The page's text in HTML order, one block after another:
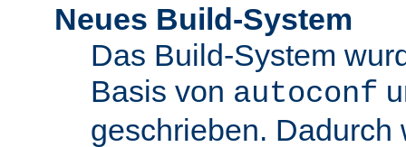
Neues Build-System
Das Build-System
Basis von autoconf
geschrieben. Dadurch